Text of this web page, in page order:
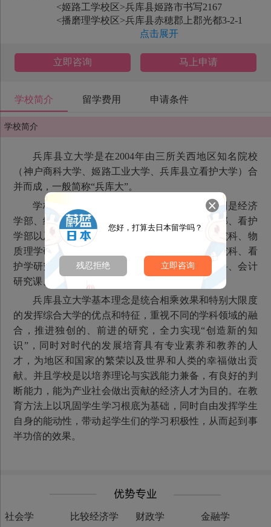
<姬路工学校区>兵库县姬路市书写2167
<播磨理学校区>兵库县赤穂郡上郡光都3-2-1
点击展开
立即咨询 马上申请
学校简介 留学费用 申请条件
学校简介
兵库县立大学是在2004年由三所关西地区知名院校
（神户商科大学、姬路工业大学、兵库县立看护大学）合
并而成，一般简称“兵库大”。
学校目前有6个学部和12个研究科组成，分别是经济
学部、经营学部、工学部、理学部、人类环境学部、看护
学部以及经济学研究科、经营学研究科、工学研究科、物
质理学研究科、生命理学研究科、人类环境学研究科、看
护学研究科、应用信息科学研究科、仿真学研究科、会计
研究课、经营研究科、绿环境景观管理研究科。
兵库县立大学基本理念是统合相乘效果和特别大限度
的发挥综合大学的优点和特征，重视不同的学科领域的融
合，推进独创的、前进的研究，全力实现“创造新的知
识”，同时对时代的发展培育具有专业素养和教养的人
才，为地区和国家的繁荣以及世界和人类的幸福做出贡
献。并且学校是以培养理论与实践能力兼备，有良好的判
断能力，能为产业社会做出贡献的经济人才为目的。在教
育方法上以巩固学生学习根底为基础，同时自由发挥学生
自身的能动性，带动起学生们的学习积极性，从而起到事
半功倍的效果。
社会学 比较经济学 财政学 金融学
您好，打算去日本留学吗？
残忍拒绝 立即咨询